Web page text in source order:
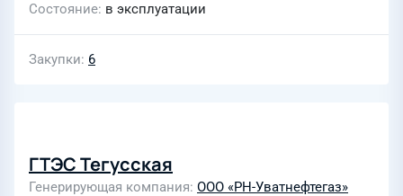
Состояние в эксплуатации
Закупки 6
ГТЭС Тегусская
Генерирующая компания ООО «РН-Уватнефтегаз»